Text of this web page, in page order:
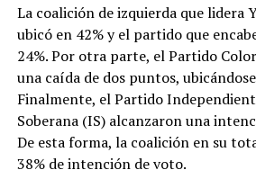
La coalición de izquierda que lidera
ubicó en 42% y el partido que
24%. Por otra parte, el Partido
una caída de dos puntos,
Finalmente, el Partido
Soberana (IS) alcanzaron una
De esta forma, la coalición en su
38% de intención de voto.